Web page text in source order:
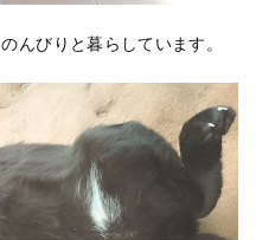
んびりと暮らしています。